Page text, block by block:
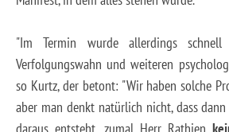
"Im Termin wurde allerdings
Verfolgungswahn und weiteren
so Kurtz, der betont: "Wir haben solche
aber man denkt natürlich nicht, dass